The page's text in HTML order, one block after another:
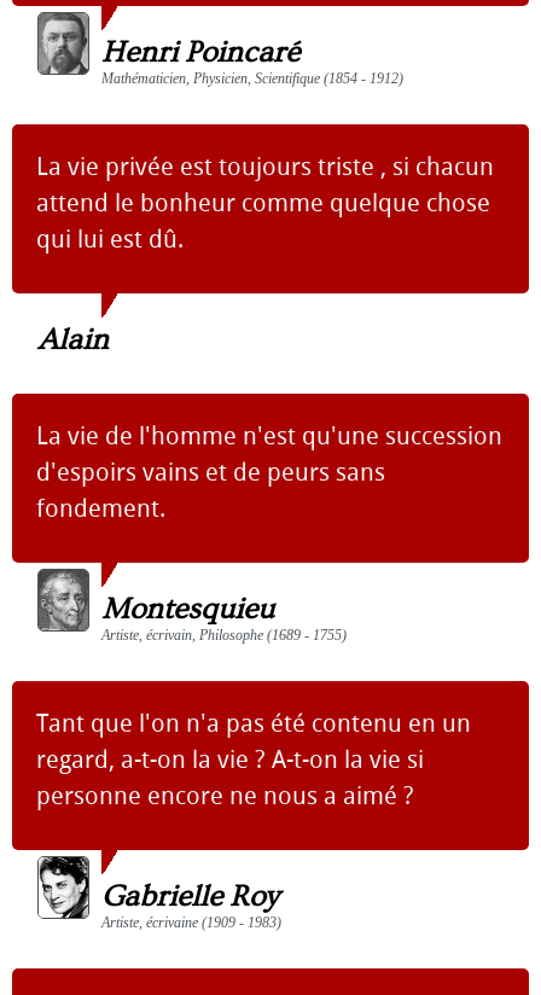
Henri Poincaré
Mathématicien, Physicien, Scientifique (1854 - 1912)
La vie privée est toujours triste , si chacun
attend le bonheur comme quelque chose
qui lui est dû.
Alain
La vie de l'homme n'est qu'une succession
d'espoirs vains et de peurs sans
fondement.
Montesquieu
Artiste, écrivain, Philosophe (1689 - 1755)
Tant que l'on n'a pas été contenu en un
regard, a-t-on la vie ? A-t-on la vie si
personne encore ne nous a aimé ?
Gabrielle Roy
Artiste, écrivaine (1909 - 1983)